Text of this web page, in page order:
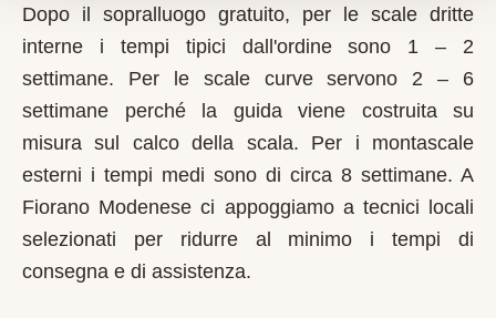
Dopo il sopralluogo gratuito, per le scale dritte
interne i tempi tipici dall'ordine sono 1 – 2
settimane. Per le scale curve servono 2 – 6
settimane perché la guida viene costruita su
misura sul calco della scala. Per i montascale
esterni i tempi medi sono di circa 8 settimane. A
Fiorano Modenese ci appoggiamo a tecnici locali
selezionati per ridurre al minimo i tempi di
consegna e di assistenza.